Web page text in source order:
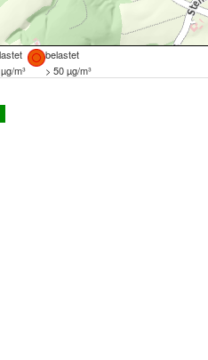
belastet
m³ > 50 µg/m³